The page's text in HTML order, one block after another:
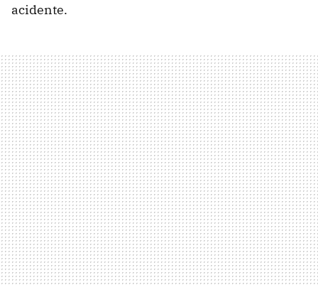
acidente.